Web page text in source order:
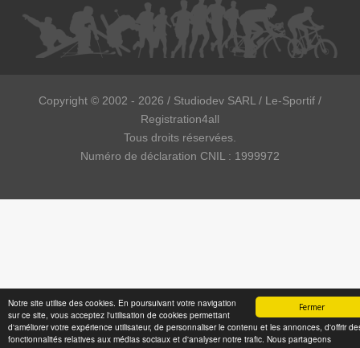
Fermer
Notre site utilise des cookies. En poursuivant votre navigation
sur ce site, vous acceptez l'utilisation de cookies permettant
d'améliorer votre expérience utilisateur, de personnaliser le contenu et les annonces, d'offrir
fonctionnalités relatives aux médias sociaux et d'analyser notre trafic. Nous partageons
Copyright © 2002 - 2026 / Studiodev SARL / Le-Sportif /
Registration4all
Tous droits réservées.
Numéro de déclaration CNIL : 1999972